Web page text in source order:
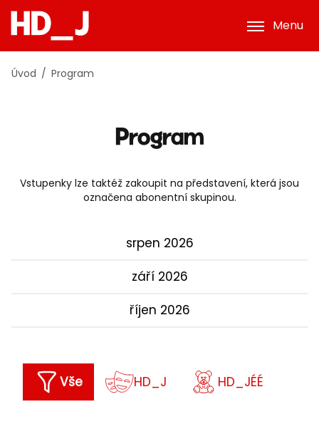
Menu
Úvod Program
Program
Vstupenky lze taktéž zakoupit na představení, která jsou
označena abonentní skupinou.
srpen 2026
září 2026
říjen 2026
Vše HD_J HD_JÉÉ